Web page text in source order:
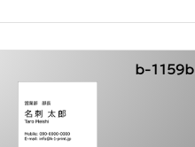
b-1159b